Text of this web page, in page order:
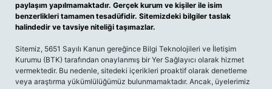
paylaşım yapılmamaktadır. Gerçek kurum ve kişiler ile isim
benzerlikleri tamamen tesadüfidir. Sitemizdeki bilgiler taslak
halindedir ve tavsiye niteliği taşımazlar.
Sitemiz, 5651 Sayılı Kanun gereğince Bilgi Teknolojileri ve İletişim
Kurumu (BTK) tarafından onaylanmış bir Yer Sağlayıcı olarak hizmet
vermektedir. Bu nedenle, sitedeki içerikleri proaktif olarak denetleme
veya araştırma yükümlülüğümüz bulunmamaktadır. Ancak, üyelerimiz